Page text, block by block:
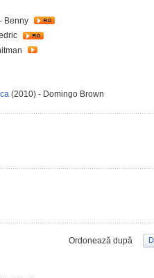
Benny
(2010) - Domingo Brown
Ordonează după